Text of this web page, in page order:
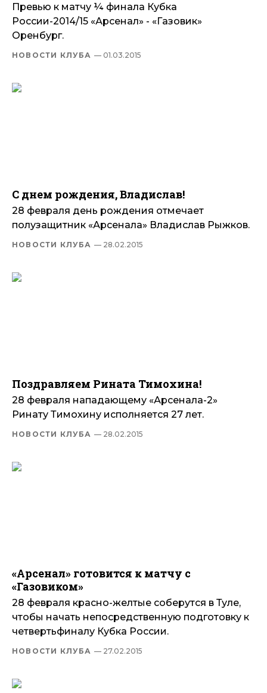
Превью к матчу ¼ финала Кубка
России-2014/15 «Арсенал» - «Газовик»
Оренбург.
НОВОСТИ КЛУБА — 01.03.2015
С днем рождения, Владислав!
28 февраля день рождения отмечает
полузащитник «Арсенала» Владислав Рыжков.
НОВОСТИ КЛУБА — 28.02.2015
Поздравляем Рината Тимохина!
28 февраля нападающему «Арсенала-2»
Ринату Тимохину исполняется 27 лет.
НОВОСТИ КЛУБА — 28.02.2015
«Арсенал» готовится к матчу с
«Газовиком»
28 февраля красно-желтые соберутся в Туле,
чтобы начать непосредственную подготовку к
четвертьфиналу Кубка России.
НОВОСТИ КЛУБА — 27.02.2015